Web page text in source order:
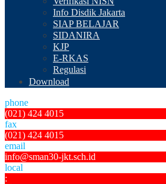
Info Disdik Jakarta
SIAP BELAJAR
SIDANIRA
KJP
E-RKAS
Regulasi
Download
phone
(021) 424 4015
fax
(021) 424 4015
email
info@sman30-jkt.sch.id
local
: